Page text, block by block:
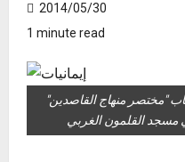
2014/05/30
1 minute read
"مختصر منهاج القاصدين"
مسجد القلمون الغربي